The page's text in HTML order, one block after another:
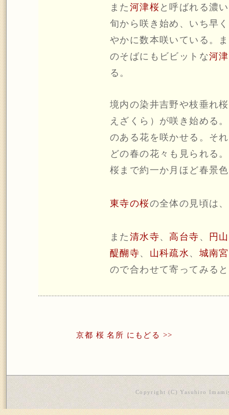
また 河津桜 と呼ばれる濃
旬から咲き始め、いち早
やかに数本咲いている。
のそばにもビビットな河
る。
境内の染井吉野や枝垂れ
えざくら）が咲き始める
のある花を咲かせる。そ
どの春の花々も見られる
桜まで約一か月ほど春景
東寺の桜の全体の見頃は
また 清水寺、高台寺 、
円
醍醐寺、 山科疏水 、 城南宮
ので合わせて寄ってみる
京都 桜 名所 にもどる >>
Copyright (C) Yasuhiro